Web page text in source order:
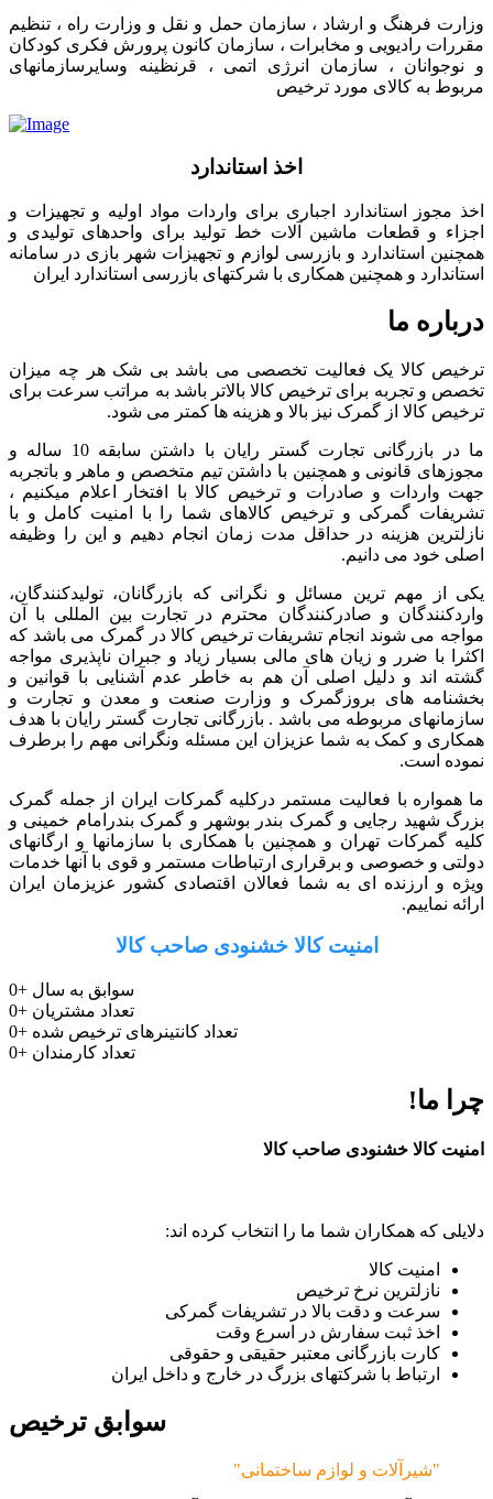
وزارت فرهنگ و ارشاد ، سازمان حمل و نقل و وزارت راه ، تنظیم
مقررات رادیویی و مخابرات ، سازمان کانون پرورش فکری کودکان
و نوجوانان ، سازمان انرژی اتمی ، قرنظینه وسایرسازمانهای
مربوط به کالای مورد ترخیص
اخذ استاندارد
اخذ مجوز استاندارد اجباری برای واردات مواد اولیه و تجهیزات و
اجزاء و قطعات ماشین آلات خط تولید برای واحدهای تولیدی و
همچنین استاندارد و بازرسی لوازم و تجهیزات شهر بازی در سامانه
استاندارد و همچنین همکاری با شرکتهای بازرسی استاندارد ایران
درباره ما
ترخیص کالا یک فعالیت تخصصی می باشد بی شک هر چه میزان
تخصص و تجربه برای ترخیص کالا بالاتر باشد به مراتب سرعت برای
ترخیص کالا از گمرک نیز بالا و هزینه ها کمتر می شود.
ما در بازرگانی تجارت گستر رایان با داشتن سابقه 10 ساله و
مجوزهای قانونی و همچنین با داشتن تیم متخصص و ماهر و باتجربه
جهت واردات و صادرات و ترخیص کالا با افتخار اعلام میکنیم ،
تشریفات گمرکی و ترخیص کالاهای شما را با امنیت کامل و با
نازلترین هزینه در حداقل مدت زمان انجام دهیم و این را وظیفه
اصلی خود می دانیم.
یکی از مهم ترین مسائل و نگرانی که بازرگانان، تولیدکنندگان،
واردکنندگان و صادرکنندگان محترم در تجارت بین المللی با آن
مواجه می شوند انجام تشریفات ترخیص کالا در گمرک می باشد که
اکثرا با ضرر و زیان های مالی بسیار زیاد و جبران ناپذیری مواجه
گشته اند و دلیل اصلی آن هم به خاطر عدم آشنایی با قوانین و
بخشنامه های بروزگمرک و وزارت صنعت و معدن و تجارت و
سازمانهای مربوطه می باشد . بازرگانی تجارت گستر رایان با هدف
همکاری و کمک به شما عزیزان این مسئله ونگرانی مهم را برطرف
نموده است.
ما همواره با فعالیت مستمر درکلیه گمرکات ایران از جمله گمرک
بزرگ شهید رجایی و گمرک بندر بوشهر و گمرک بندرامام خمینی و
کلیه گمرکات تهران و همچنین با همکاری با سازمانها و ارگانهای
دولتی و خصوصی و برقراری ارتباطات مستمر و قوی با آنها خدمات
ویژه و ارزنده ای به شما فعالان اقتصادی کشور عزیزمان ایران
ارائه نماییم.
امنیت کالا خشنودی صاحب کالا
0+ سوابق به سال
0+ تعداد مشتریان
0+ تعداد کانتینرهای ترخیص شده
0+ تعداد کارمندان
چرا ما!
امنیت کالا خشنودی صاحب کالا
دلایلی که همکاران شما ما را انتخاب کرده اند:
امنیت کالا
نازلترین نرخ ترخیص
سرعت و دقت بالا در تشریفات گمرکی
اخذ ثبت سفارش در اسرع وقت
کارت بازرگانی معتبر حقیقی و حقوقی
ارتباط با شرکتهای بزرگ در خارج و داخل ایران
سوابق ترخیص
"شیرآلات و لوازم ساختمانی"